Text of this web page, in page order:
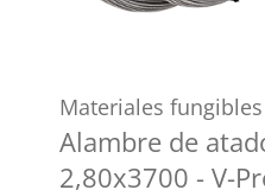
Materiales fungibles
Alambre de
2,80x3700 - V-